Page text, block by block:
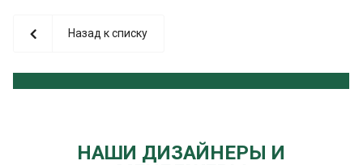
Назад к списку
НАШИ ДИЗАЙНЕРЫ И